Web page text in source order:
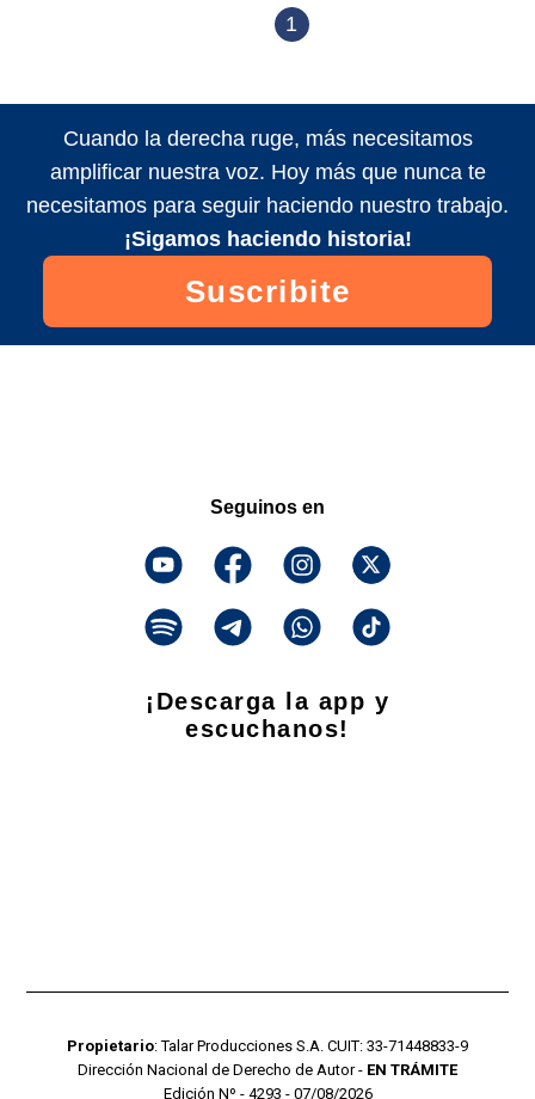
1
Cuando la derecha ruge, más necesitamos
amplificar nuestra voz. Hoy más que nunca te
necesitamos para seguir haciendo nuestro trabajo.
¡Sigamos haciendo historia!
Suscribite
Seguinos en
¡Descarga la app y
escuchanos!
Propietario: Talar Producciones S.A. CUIT: 33-71448833-9
Dirección Nacional de Derecho de Autor - EN TRÁMITE
Edición Nº - 4293 - 07/08/2026